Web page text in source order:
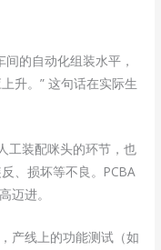
的自动化组装水平，
升。” 这句话在实际生
工装配咪头的环节，也
、损坏等不良。PCBA
迈进。
产线上的功能测试（如